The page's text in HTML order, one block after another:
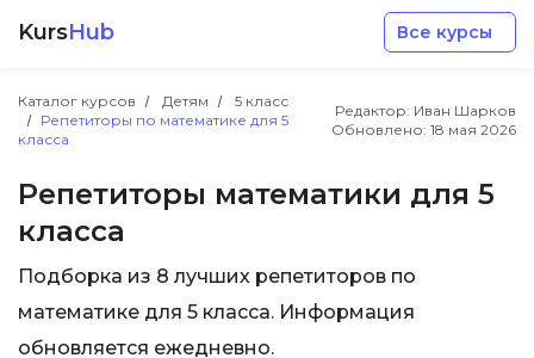
KursHub Все курсы
Каталог курсов Детям
5 класс
Репетиторы по математике для 5
класса
Редактор: Иван Шарков
Обновлено: 18 мая 2026
Репетиторы математики для 5
класса
Подборка из 8 лучших репетиторов по
математике для 5 класса. Информация
обновляется ежедневно.
Маркетинг